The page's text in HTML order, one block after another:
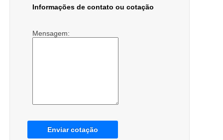
Informações de contato ou cotação
Mensagem:
Enviar cotação